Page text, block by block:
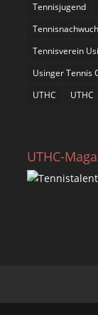
Tennisjugend
Tennisverein
Usinger Tennis
UTHC
UTHC
UTHC-